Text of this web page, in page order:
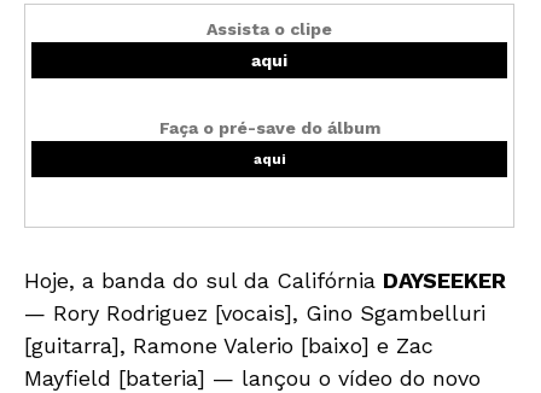
Assista o clipe
aqui
Faça o pré-save do álbum
aqui
Hoje, a banda do sul da Califórnia DAYSEEKER
— Rory Rodriguez [vocais], Gino Sgambelluri
[guitarra], Ramone Valerio [baixo] e Zac
Mayfield [bateria] — lançou o vídeo do novo